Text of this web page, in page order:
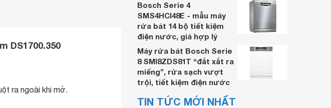
DS1700.350
ra ngoài khi mở.
Bosch Serie 4
SMS4HCI48E - mẫu máy
rửa bát 14 bộ tiết kiệm
điện nước, giá hợp lý
Máy rửa bát Bosch Serie
8 SMI8ZDS81T “đắt xắt ra
miếng”, rửa sạch vượt
trội, tiết kiệm điện nước
TIN TỨC MỚI NHẤT